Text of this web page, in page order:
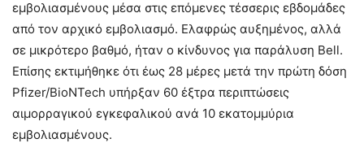
εμβολιασμένους μέσα στις επόμενες τέσσερις εβδομάδες
από τον αρχικό εμβολιασμό. Ελαφρώς αυξημένος, αλλά
σε μικρότερο βαθμό, ήταν ο κίνδυνος για παράλυση Bell.
Επίσης εκτιμήθηκε ότι έως 28 μέρες μετά την πρώτη δόση
Pfizer/BioNTech υπήρξαν 60 έξτρα περιπτώσεις
αιμορραγικού εγκεφαλικού ανά 10 εκατομμύρια
εμβολιασμένους.